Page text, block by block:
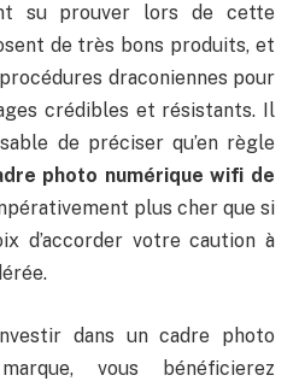
su prouver lors de cette
de très bons produits, et
draconiennes pour
crédibles et résistants. Il
de préciser qu’en règle
photo numérique wifi de
plus cher que si
d’accorder votre caution à
dans un cadre photo
vous bénéficierez